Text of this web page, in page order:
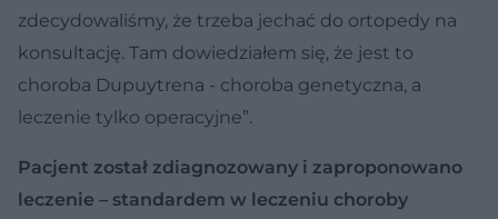
zdecydowaliśmy, że trzeba jechać do ortopedy na
konsultację. Tam dowiedziałem się, że jest to
choroba Dupuytrena - choroba genetyczna, a
leczenie tylko operacyjne”.
Pacjent został zdiagnozowany i zaproponowano
leczenie – standardem w leczeniu choroby